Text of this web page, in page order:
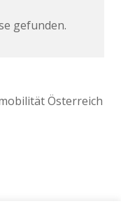
gefunden.
Österreich